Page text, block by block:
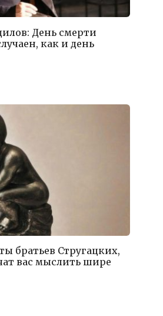
День смерти
как и день
братьев Стругацких,
вас мыслить шире